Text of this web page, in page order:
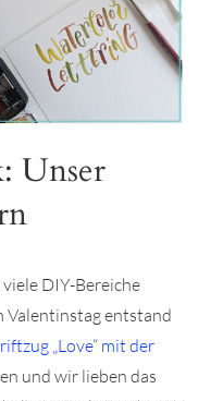
Unser
DIY-Bereiche
Valentinstag entstand
„Love“ mit der
und wir lieben das